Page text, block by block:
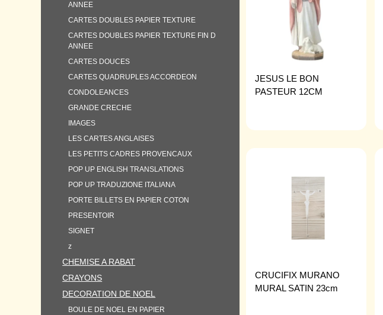
ANNEE
CARTES DOUBLES PAPIER TEXTURE
CARTES DOUBLES PAPIER TEXTURE FIN D
ANNEE
CARTES DOUCES
CARTES QUADRUPLES ACCORDEON
CONDOLEANCES
GRANDE CRECHE
IMAGES
LES CARTES ANGLAISES
LES PETITS CADRES PROVENCAUX
POP UP ENGLISH TRANSLATIONS
POP UP TRADUZIONE ITALIANA
PORTE BILLETS EN PAPIER COTON
PRESENTOIR
SIGNET
z
CHEMISE A RABAT
CRAYONS
DECORATION DE NOEL
BOULE DE NOEL EN PAPIER
JESUS LE BON
PASTEUR 12CM
CRUCIFIX MURANO
MURAL SATIN 23cm